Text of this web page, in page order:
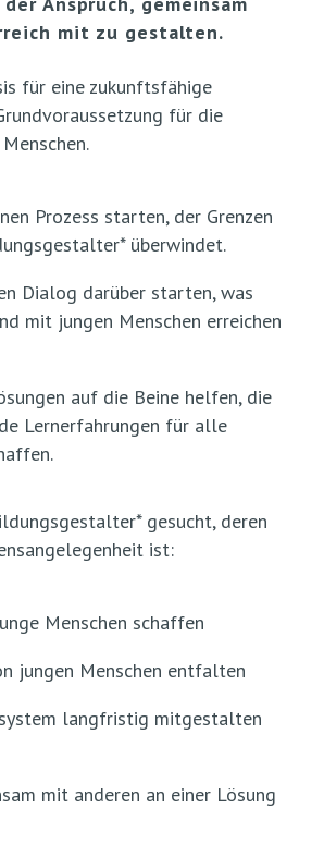
mit zu gestalten.
für eine zukunftsfähige
für die
Prozess starten, der Grenzen
überwindet.
Dialog darüber starten, was
mit jungen Menschen erreichen
auf die Beine helfen, die
Lernerfahrungen für alle
gesucht, deren
ist:
Menschen schaffen
jungen Menschen entfalten
langfristig mitgestalten
mit anderen an einer Lösung